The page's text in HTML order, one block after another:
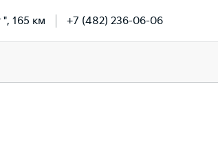
165 км +7 (482) 236-06-06